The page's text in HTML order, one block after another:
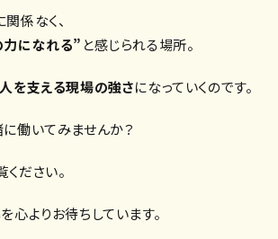
係なく、
になれる” と感じられる場所。
を支える現場の強さになっていくのです。
働いてみませんか？
ください。
心よりお待ちしています。